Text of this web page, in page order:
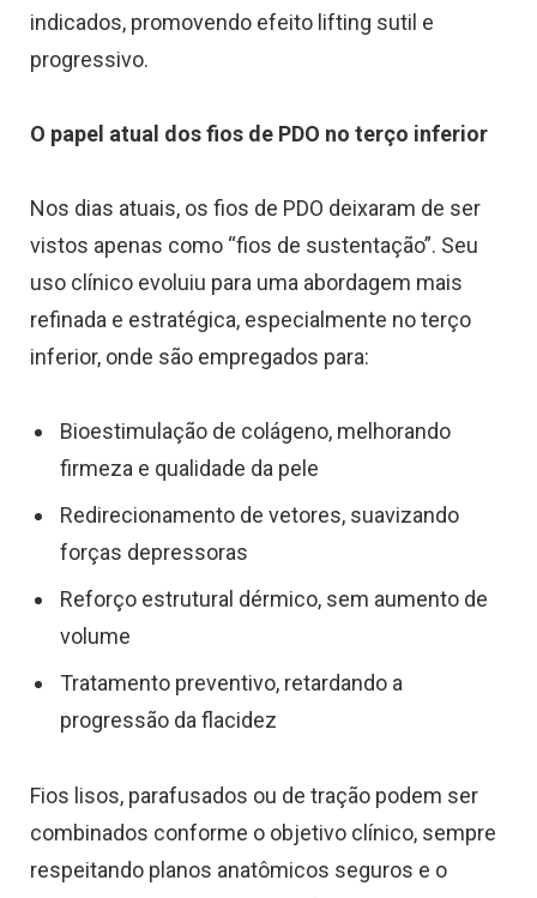
indicados, promovendo efeito lifting sutil e
progressivo.
O papel atual dos fios de PDO no terço inferior
Nos dias atuais, os fios de PDO deixaram de ser
vistos apenas como “fios de sustentação”. Seu
uso clínico evoluiu para uma abordagem mais
refinada e estratégica, especialmente no terço
inferior, onde são empregados para:
Bioestimulação de colágeno, melhorando
firmeza e qualidade da pele
Redirecionamento de vetores, suavizando
forças depressoras
Reforço estrutural dérmico, sem aumento de
volume
Tratamento preventivo, retardando a
progressão da flacidez
Fios lisos, parafusados ou de tração podem ser
combinados conforme o objetivo clínico, sempre
respeitando planos anatômicos seguros e o